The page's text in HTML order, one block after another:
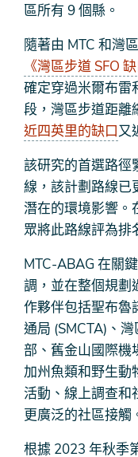
區所有 9 個縣。
隨著由 MTC 和灣
《灣區步道 SFO
確定穿過米爾布雷
段，灣區步道距離
近四英里的缺口又
該研究的首選路徑
線，該計劃路線已
潛在的環境影響。
眾將此路線評為排
MTC-ABAG 在關
調，並在整個規劃
作夥伴包括聖布魯
通局 (SMCTA)、
部、舊金山國際機
加州魚類和野生動
活動、線上調查和
更廣泛的社區接觸
根據 2023 年秋季